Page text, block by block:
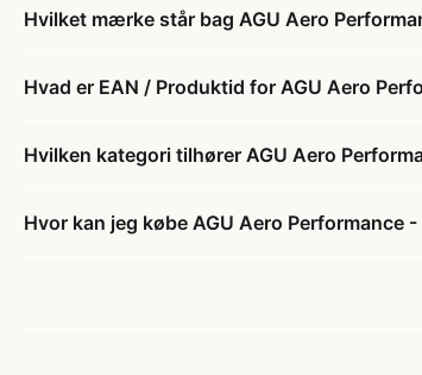
Hvilket mærke står bag AGU Aero
Hvad er EAN / Produktid for AGU Aero
Hvilken kategori tilhører AGU Aero
Hvor kan jeg købe AGU Aero Performance